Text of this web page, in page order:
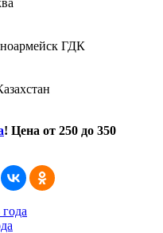
ГДК
! Цена от 250 до 350